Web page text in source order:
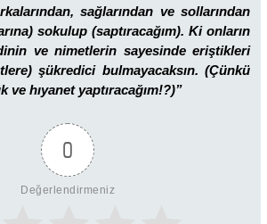
sağlarından ve sollarından
sokulup (saptıracağım). Ki onların
ve nimetlerin sayesinde eriştikleri
şükredici bulmayacaksın. (Çünkü
ve hıyanet yaptıracağım!?)”
0
Değerlendirmeniz